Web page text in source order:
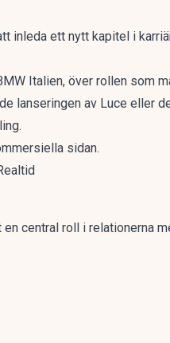
inleda ett nytt kapitel i
Italien, över rollen som
lanseringen av Luce eller
sidan.
central roll i relationerna